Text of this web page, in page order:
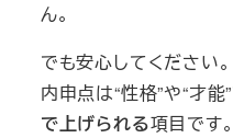
ん。
でも安心してください。
内申点は“性格”や“才能
で上げられる項目です。